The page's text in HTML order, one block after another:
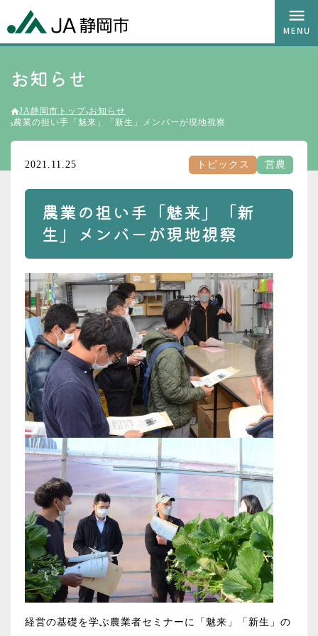
お知らせ
JA静岡市トップ お知らせ
農業の担い手「魅来」「新生」メンバーが現地視察
2021.11.25 トピックス 営農
農業の担い手「魅来」「新
生」メンバーが現地視察
経営の基礎を学ぶ農業者セミナーに「魅来」「新生」の